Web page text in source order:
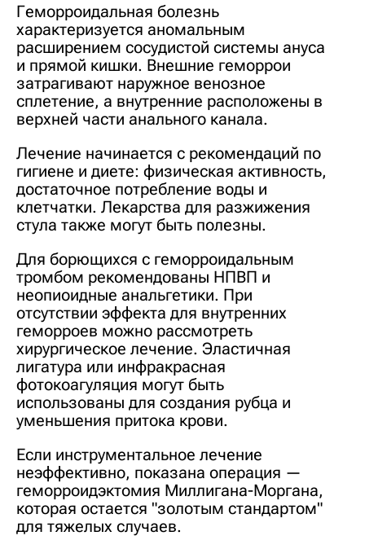
Геморроидальная болезнь
характеризуется аномальным
расширением сосудистой системы ануса
и прямой кишки. Внешние геморрои
затрагивают наружное венозное
сплетение, а внутренние расположены в
верхней части анального канала.
Лечение начинается с рекомендаций по
гигиене и диете: физическая активность,
достаточное потребление воды и
клетчатки. Лекарства для разжижения
стула также могут быть полезны.
Для борющихся с геморроидальным
тромбом рекомендованы НПВП и
неопиоидные анальгетики. При
отсутствии эффекта для внутренних
геморроев можно рассмотреть
хирургическое лечение. Эластичная
лигатура или инфракрасная
фотокоагуляция могут быть
использованы для создания рубца и
уменьшения притока крови.
Если инструментальное лечение
неэффективно, показана операция —
геморроидэктомия Миллигана-Моргана,
которая остается "золотым стандартом"
для тяжелых случаев.